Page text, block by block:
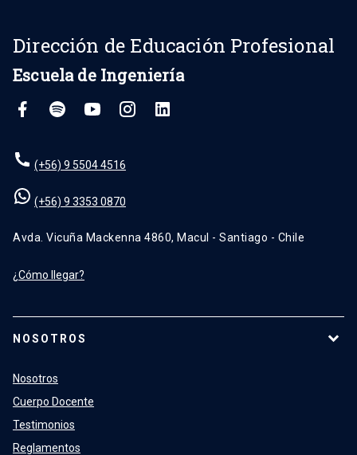
Dirección de Educación Profesional
Escuela de Ingeniería
(+56) 9 5504 4516
(+56) 9 3353 0870
Avda. Vicuña Mackenna 4860, Macul - Santiago - Chile
¿Cómo llegar?
NOSOTROS
Nosotros
Cuerpo Docente
Testimonios
Reglamentos